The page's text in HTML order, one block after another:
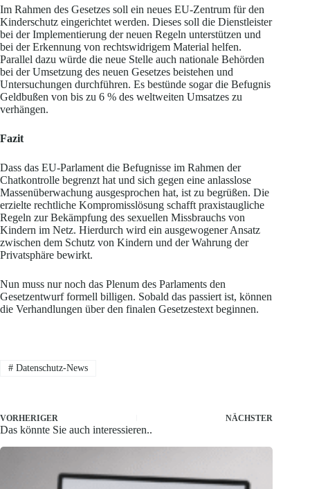
Im Rahmen des Gesetzes soll ein neues EU-Zentrum für den
Kinderschutz eingerichtet werden. Dieses soll die Dienstleister
bei der Implementierung der neuen Regeln unterstützen und
bei der Erkennung von rechtswidrigem Material helfen.
Parallel dazu würde die neue Stelle auch nationale Behörden
bei der Umsetzung des neuen Gesetzes beistehen und
Untersuchungen durchführen. Es bestünde sogar die Befugnis
Geldbußen von bis zu 6 % des weltweiten Umsatzes zu
verhängen.
Fazit
Dass das EU-Parlament die Befugnisse im Rahmen der
Chatkontrolle begrenzt hat und sich gegen eine anlasslose
Massenüberwachung ausgesprochen hat, ist zu begrüßen. Die
erzielte rechtliche Kompromisslösung schafft praxistaugliche
Regeln zur Bekämpfung des sexuellen Missbrauchs von
Kindern im Netz. Hierdurch wird ein ausgewogener Ansatz
zwischen dem Schutz von Kindern und der Wahrung der
Privatsphäre bewirkt.
Nun muss nur noch das Plenum des Parlaments den
Gesetzentwurf formell billigen. Sobald das passiert ist, können
die Verhandlungen über den finalen Gesetzestext beginnen.
#Datenschutz-News
VORHERIGER NÄCHSTER
Das könnte Sie auch interessieren..